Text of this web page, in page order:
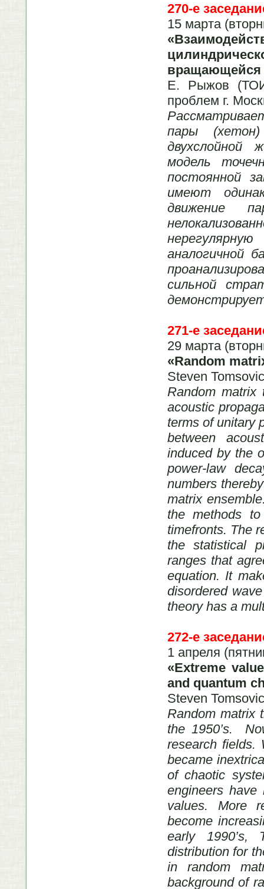
270-е
15 марта
вращающейся
Е. Рыжов
проблем г.
пары
двухслойной
модель
постоянной
имеют
движение
аналогичной
сильной
271-е
29 марта
«Random
Steven
Random
acoustic
terms of unitary
between
induced by the
power-law
numbers
matrix
the methods
timefronts. The
the statistical
ranges that
equation. It
disordered
theory has a
272-е
1 апреля
«Extreme
and quantum
Steven
Random matrix
the 1950’s.
research fields.
became
of chaotic
engineers have
values. More
become
early 1990’s,
distribution for
in random
background of